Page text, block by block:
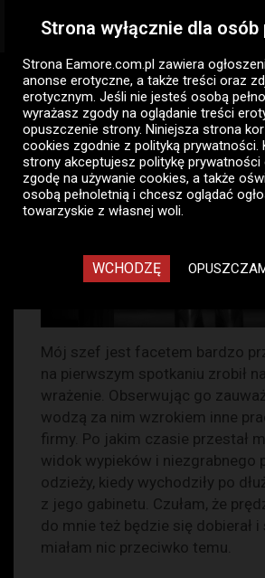
Eamore.com.pl Opowiadania
Szef
Środa, 27 grudzień 2023, 09:59
0
10
Zaloguj się aby dodać komentarz!
Mój szef jest facetem bardzo
na pierwszym spotkaniu zrobił
wrażenie. Obserwując go
wodzą za nim wzrokiem inne
firmy. Po jakim czasie przestał
widok wypieków i niezgrabnego
odzieży, kiedy wychodziły po
z jego gabinetu. Czułam, że
do mnie też będzie się dobierał i
miałam nic przeciwko temu.
Strona wyłącznie dla osób
Strona Eamore.com.pl zawiera
anonse erotyczne, a także treści oraz
erotycznym. Jeśli nie jesteś osobą
wyrażasz zgody na oglądanie treści
opuszczenie strony. Niniejsza strona
cookies zgodnie z polityką prywatności.
strony akceptujesz politykę prywatności
zgodę na używanie cookies, a także
osobą pełnoletnią i chcesz oglądać
towarzyskie z własnej woli.
WCHODZĘ